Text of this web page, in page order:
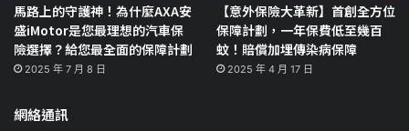
馬路上的守護神！為什麼AXA安
盛iMotor是您最理想的汽車保
險選擇？給您最全面的保障計劃
2025 年 7 月 8 日
【意外保險大革新】首創全方位
保障計劃，一年保費低至幾百
蚊！賠償加埋傳染病保障
2025 年 4 月 17 日
網絡通訊